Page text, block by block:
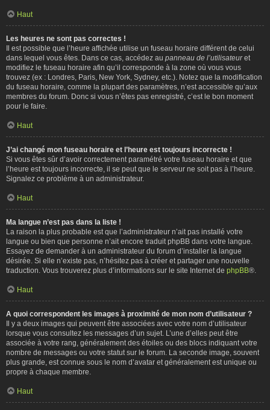
Haut
Les heures ne sont pas correctes !
Il est possible que l’heure affichée utilise un fuseau horaire différent de celui
dans lequel vous êtes. Dans ce cas, accédez au panneau de l’utilisateuret
modifiez le fuseau horaire afin qu’il corresponde à la zone où vous vous
trouvez (ex : Londres, Paris, New York, Sydney, etc.). Notez que la modification
du fuseau horaire, comme la plupart des paramètres, n’est accessible qu’aux
membres du forum. Donc si vous n’êtes pas enregistré, c’est le bon moment
pour le faire.
Haut
J’ai changé mon fuseau horaire et l’heure est toujours incorrecte !
Si vous êtes sûr d’avoir correctement paramétré votre fuseau horaire et que
l’heure est toujours incorrecte, il se peut que le serveur ne soit pas à l’heure.
Signalez ce problème à un administrateur.
Haut
Ma langue n’est pas dans la liste !
La raison la plus probable est que l’administrateur n’ait pas installé votre
langue ou bien que personne n’ait encore traduit phpBB dans votre langue.
Essayez de demander à un administrateur du forum d’installer la langue
désirée. Si elle n’existe pas, n’hésitez pas à créer et partager une nouvelle
traduction. Vous trouverez plus d’informations sur le site Internet de phpBB®.
Haut
A quoi correspondent les images à proximité de mon nom d’utilisateur ?
Il y a deux images qui peuvent être associées avec votre nom d’utilisateur
lorsque vous consultez les messages d’un sujet. L’une d’elles peut être
associée à votre rang, généralement des étoiles ou des blocs indiquant votre
nombre de messages ou votre statut sur le forum. La seconde image, souvent
plus grande, est connue sous le nom d’avatar et généralement est unique ou
propre à chaque membre.
Haut